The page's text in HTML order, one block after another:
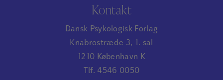
Kontakt
Dansk Psykologisk Forlag
Knabrostræde 3, 1. sal
1210 København K
Tlf. 4546 0050